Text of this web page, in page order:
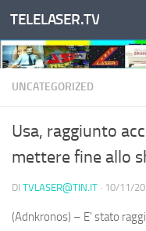
Salta al contenuto
TELELASER.TV
UNCATEGORIZED
Usa, raggiunto
mettere fine allo
DI TVLASER@TIN.IT · 10/11/
(Adnkronos) – E' stato